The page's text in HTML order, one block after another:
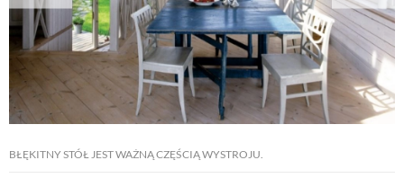
BŁĘKITNY STÓŁ JEST WAŻNĄ CZĘŚCIĄ WYSTROJU.
NATURALNIE
URODA
NATURALNA APTECZKA